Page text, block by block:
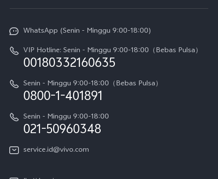
V70
V70 FE
Y05
X300 Pro
Gerai Terdekat
Service Center
Funtouch OS
Pembaruan Sistem
Harga Spare Part
Otentikasi IMEI
Kebijakan Garansi vivo
Layanan Perbaikan Antar Jemput
Sejarah
Berita
Pemberitahuan Hukum
Tentang Kami
Pusat Privasi vivo
WhatsApp (Senin - Minggu 9:00-18:00)
VIP Hotline: Senin - Minggu 9:00-18:00（Bebas Pulsa）
00180332160635
Senin - Minggu 9:00-18:00（Bebas Pulsa）
0800-1-401891
Senin - Minggu 9:00-18:00
021-50960348
service.id@vivo.com